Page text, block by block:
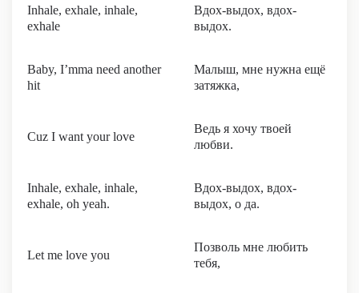
Inhale, exhale, inhale,
exhale
Вдох-выдох, вдох-
выдох.
Baby, I’mma need another
hit
Малыш, мне нужна ещё
затяжка,
Cuz I want your love
Ведь я хочу твоей
любви.
Inhale, exhale, inhale,
exhale, oh yeah.
Вдох-выдох, вдох-
выдох, о да.
Let me love you
Позволь мне любить
тебя,